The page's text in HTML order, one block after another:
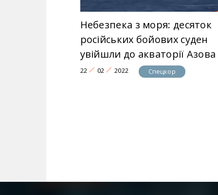
Небезпека з моря: десяток
російських бойових суден
увійшли до акваторії Азова
22 02 2022 Спецкор